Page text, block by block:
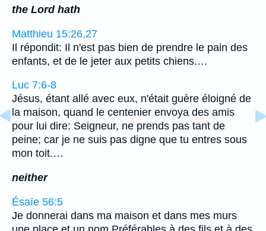
the Lord hath
Matthieu 15:26,27
Il répondit: Il n'est pas bien de prendre le pain des
enfants, et de le jeter aux petits chiens.…
Luc 7:6-8
Jésus, étant allé avec eux, n'était guère éloigné de
la maison, quand le centenier envoya des amis
pour lui dire: Seigneur, ne prends pas tant de
peine; car je ne suis pas digne que tu entres sous
mon toit.…
neither
Ésaïe 56:5
Je donnerai dans ma maison et dans mes murs